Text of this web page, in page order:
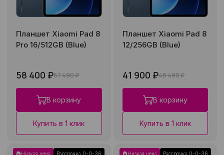
Планшет Xiaomi Pad 8
Pro 16/512GB (Blue)
58 400 ₽67 490 ₽
В корзину
Купить в 1 клик
Планшет Xiaomi Pad 8
12/256GB (Blue)
41 900 ₽48 490 ₽
В корзину
Купить в 1 клик
Низкая цена Рассрочка 0-0-36 Низкая цена Рассрочка 0-0-36